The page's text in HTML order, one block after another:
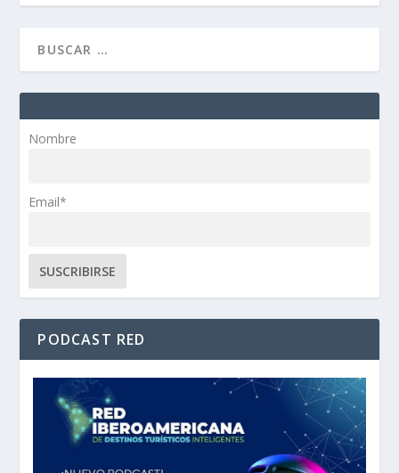
Nombre
Email*
PODCAST RED